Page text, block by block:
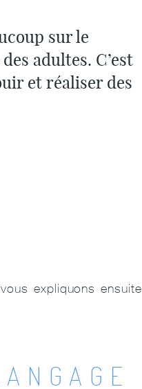
sur le
adultes. C’est
et réaliser des
expliquons ensuite